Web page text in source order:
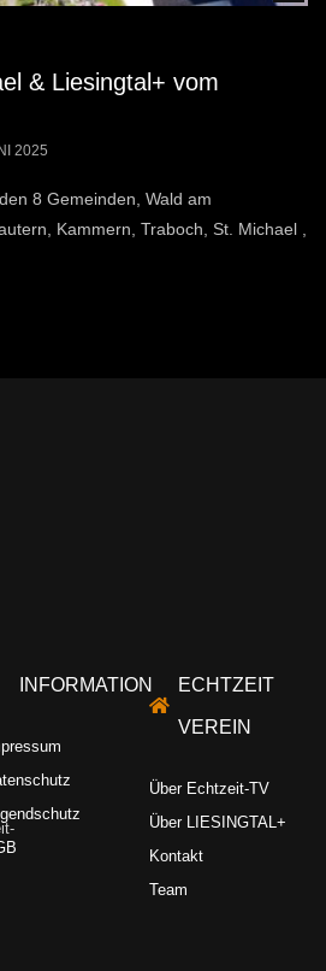
& Liesingtal+ vom
2025
8 Gemeinden, Wald am
Kammern, Traboch, St. Michael ,
INFORMATION ECHTZEIT
VEREIN
Über Echtzeit-TV
Über LIESINGTAL+
Kontakt
Team